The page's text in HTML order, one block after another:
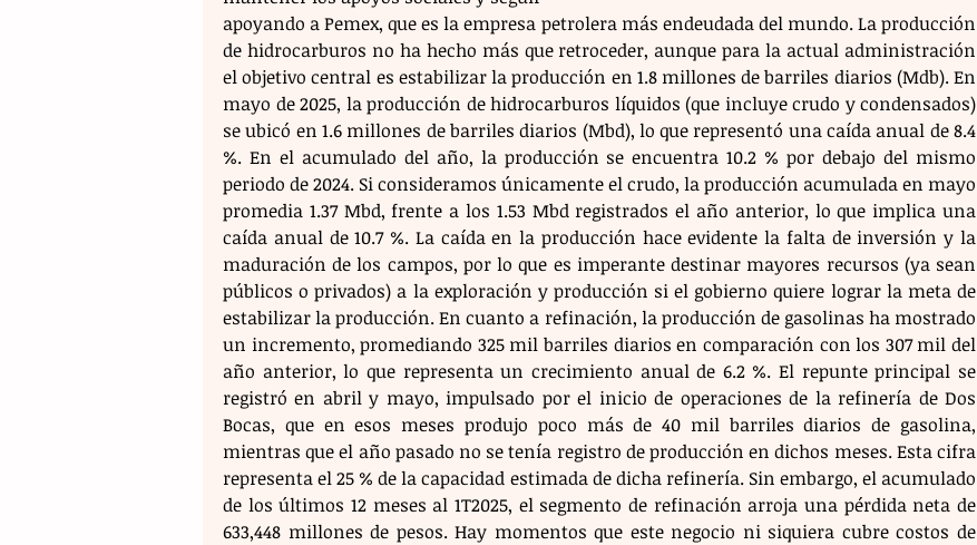
apoyando a Pemex, que es la empresa petrolera más endeudada del mundo. La producción
de hidrocarburos no ha hecho más que retroceder, aunque para la actual administración
el objetivo central es estabilizar la producción en 1.8 millones de barriles diarios (Mdb). En
mayo de 2025, la producción de hidrocarburos líquidos (que incluye crudo y condensados)
se ubicó en 1.6 millones de barriles diarios (Mbd), lo que representó una caída anual de 8.4
%. En el acumulado del año, la producción se encuentra 10.2 % por debajo del mismo
periodo de 2024. Si consideramos únicamente el crudo, la producción acumulada en mayo
promedia 1.37 Mbd, frente a los 1.53 Mbd registrados el año anterior, lo que implica una
caída anual de 10.7 %. La caída en la producción hace evidente la falta de inversión y la
maduración de los campos, por lo que es imperante destinar mayores recursos (ya sean
públicos o privados) a la exploración y producción si el gobierno quiere lograr la meta de
estabilizar la producción. En cuanto a refinación, la producción de gasolinas ha mostrado
un incremento, promediando 325 mil barriles diarios en comparación con los 307 mil del
año anterior, lo que representa un crecimiento anual de 6.2 %. El repunte principal se
registró en abril y mayo, impulsado por el inicio de operaciones de la refinería de Dos
Bocas, que en esos meses produjo poco más de 40 mil barriles diarios de gasolina,
mientras que el año pasado no se tenía registro de producción en dichos meses. Esta cifra
representa el 25 % de la capacidad estimada de dicha refinería. Sin embargo, el acumulado
de los últimos 12 meses al 1T2025, el segmento de refinación arroja una pérdida neta de
633,448 millones de pesos. Hay momentos que este negocio ni siquiera cubre costos de